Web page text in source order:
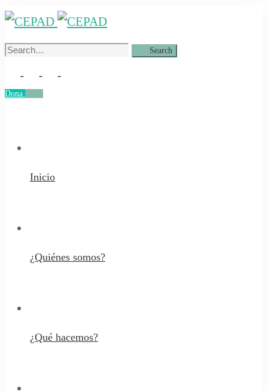
Search
Search
Dona
Inicio
¿Quiénes somos?
¿Qué hacemos?